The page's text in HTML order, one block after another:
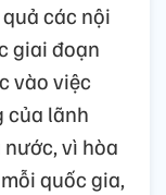
các nội
giai đoạn
vào việc
của lãnh
vì hòa
quốc gia,